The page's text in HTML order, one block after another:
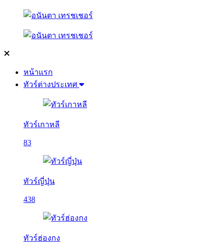
หน้าแรก
ทัวร์ต่างประเทศ
ทัวร์เกาหลี
83
ทัวร์ญี่ปุ่น
438
ทัวร์ฮ่องกง